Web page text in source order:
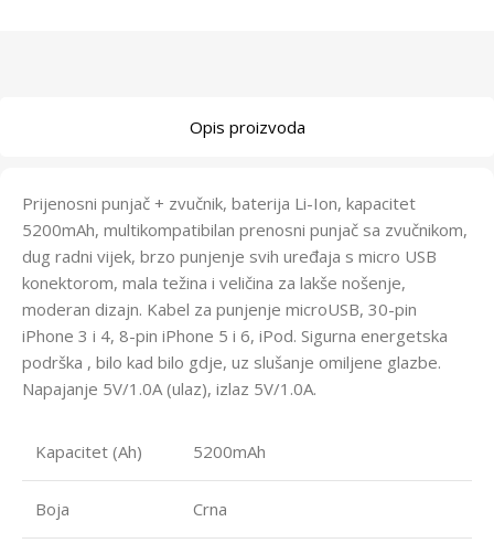
Opis proizvoda
Prijenosni punjač + zvučnik, baterija Li-Ion, kapacitet
5200mAh, multikompatibilan prenosni punjač sa zvučnikom,
dug radni vijek, brzo punjenje svih uređaja s micro USB
konektorom, mala težina i veličina za lakše nošenje,
moderan dizajn. Kabel za punjenje microUSB, 30-pin
iPhone 3 i 4, 8-pin iPhone 5 i 6, iPod. Sigurna energetska
podrška , bilo kad bilo gdje, uz slušanje omiljene glazbe.
Napajanje 5V/1.0A (ulaz), izlaz 5V/1.0A.
Kapacitet (Ah) 5200mAh
Boja Crna